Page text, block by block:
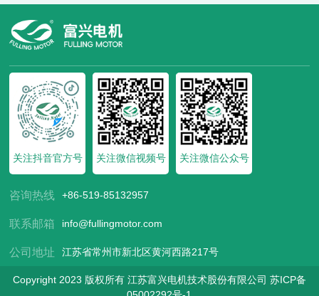
关注抖音官方号 关注微信视频号 关注微信公众号
咨询热线 +86-519-85132957
联系邮箱 info@fullingmotor.com
公司地址 江苏省常州市新北区黄河西路217号
Copyright 2023 版权所有 江苏富兴电机技术股份有限公司 苏ICP备